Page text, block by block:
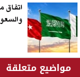
اتفاق
مواضيع متعلقة